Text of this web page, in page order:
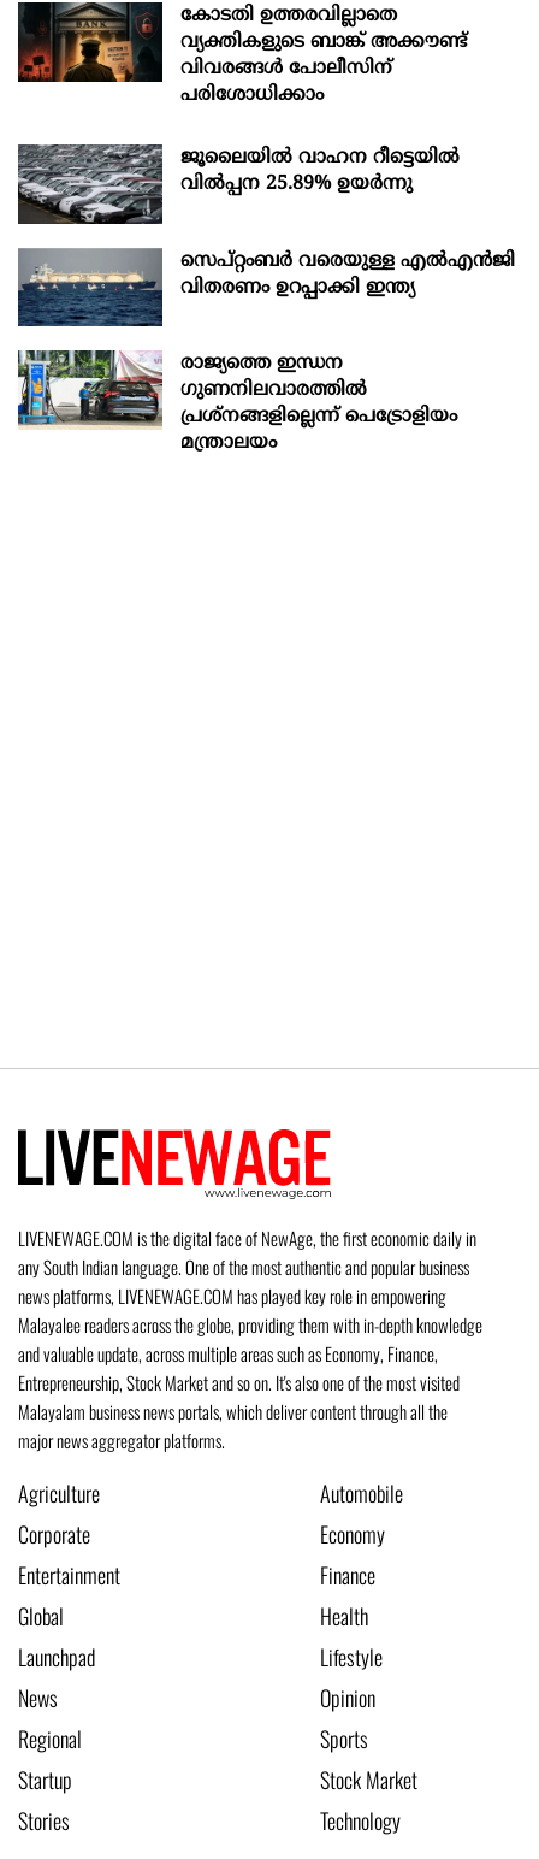
കോടതി ഉത്തരവില്ലാതെ
വ്യക്തികളുടെ ബാങ്ക് അക്കൗണ്ട്
വിവരങ്ങൾ പോലീസിന്
പരിശോധിക്കാം
ജൂലൈയിൽ വാഹന റീട്ടെയിൽ
വിൽപ്പന 25.89% ഉയർന്നു
സെപ്റ്റംബർ വരെയുള്ള എൽഎൻജി
വിതരണം ഉറപ്പാക്കി ഇന്ത്യ
രാജ്യത്തെ ഇന്ധന
ഗുണനിലവാരത്തില്‍
പ്രശ്‌നങ്ങളില്ലെന്ന് പെട്രോളിയം
മന്ത്രാലയം
LIVENEWAGE.COM is the digital face of NewAge, the first economic daily in
any South Indian language. One of the most authentic and popular business
news platforms, LIVENEWAGE.COM has played key role in empowering
Malayalee readers across the globe, providing them with in-depth knowledge
and valuable update, across multiple areas such as Economy, Finance,
Entrepreneurship, Stock Market and so on. It's also one of the most visited
Malayalam business news portals, which deliver content through all the
major news aggregator platforms.
Agriculture
Automobile
Corporate
Economy
Entertainment
Finance
Global
Health
Launchpad
Lifestyle
News
Opinion
Regional
Sports
Startup
Stock Market
Stories
Technology